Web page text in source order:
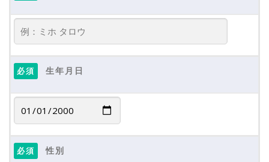
保険等に加入するものとし、保険料は月会費とは別に会員が費用を負担す
る。
第１０条 役員
(1)代表：本地域クラブを代表し、その業務を統括する。
(2)副代表：代表を補佐し、代表不在時にその職務を代行する。
(3)会計：本地域クラブの会計を担当する。
(4)監事：本地域クラブの業務および財産の状況を監査する
できる。
①心身の故障により、職務執行に堪えられないと認められる場合。
②その他、必要が認められる場合。
本地域クラブの総会は、役員および登録指導者、会員をもって、年度終
了後３ヶ月以内に開会し、以下の事項について承認、決定をする。ただ
し、必要がある場合は、臨時に開会できる。
(1)会則の変更
必須 生年月日
必須 性別